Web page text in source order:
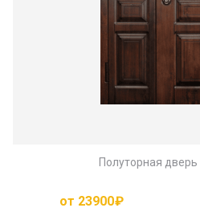
Полуторная дверь
от 23900₽